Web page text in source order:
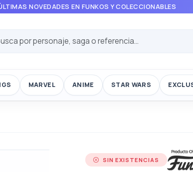
NOVEDADES EN FUNKOS Y COLECCIONABLES
MARVEL ANIME STAR WARS
SIN EXISTENCIAS